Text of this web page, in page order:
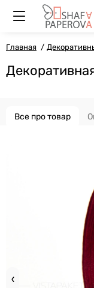
Главная
Все про товар